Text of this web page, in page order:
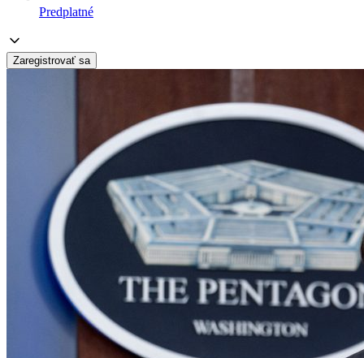
Predplatné
Zaregistrovať sa